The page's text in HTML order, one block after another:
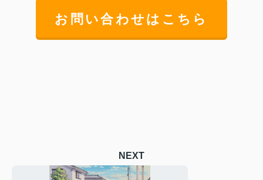
お問い合わせはこちら
NEXT